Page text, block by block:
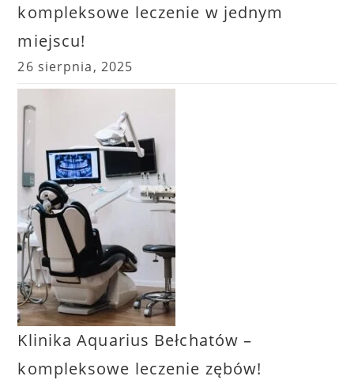
kompleksowe leczenie w jednym
miejscu!
26 sierpnia, 2025
Klinika Aquarius Bełchatów –
kompleksowe leczenie zębów!